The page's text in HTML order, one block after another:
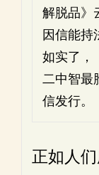
解脱品》
因信能持
如实了，
二中智最
信发行。
正如人